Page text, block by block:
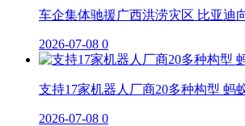
车企集体驰援广西洪涝灾区 比亚迪
2026-07-08 0
支持17家机器人厂商20多种构型 蚂
2026-07-08 0